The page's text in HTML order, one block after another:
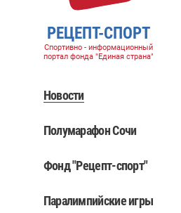
РЕЦЕПТ-СПОРТ
Спортивно - информационный
портал фонда "Единая страна"
Новости
Полумарафон Сочи
Фонд "Рецепт-спорт"
Паралимпийские игры